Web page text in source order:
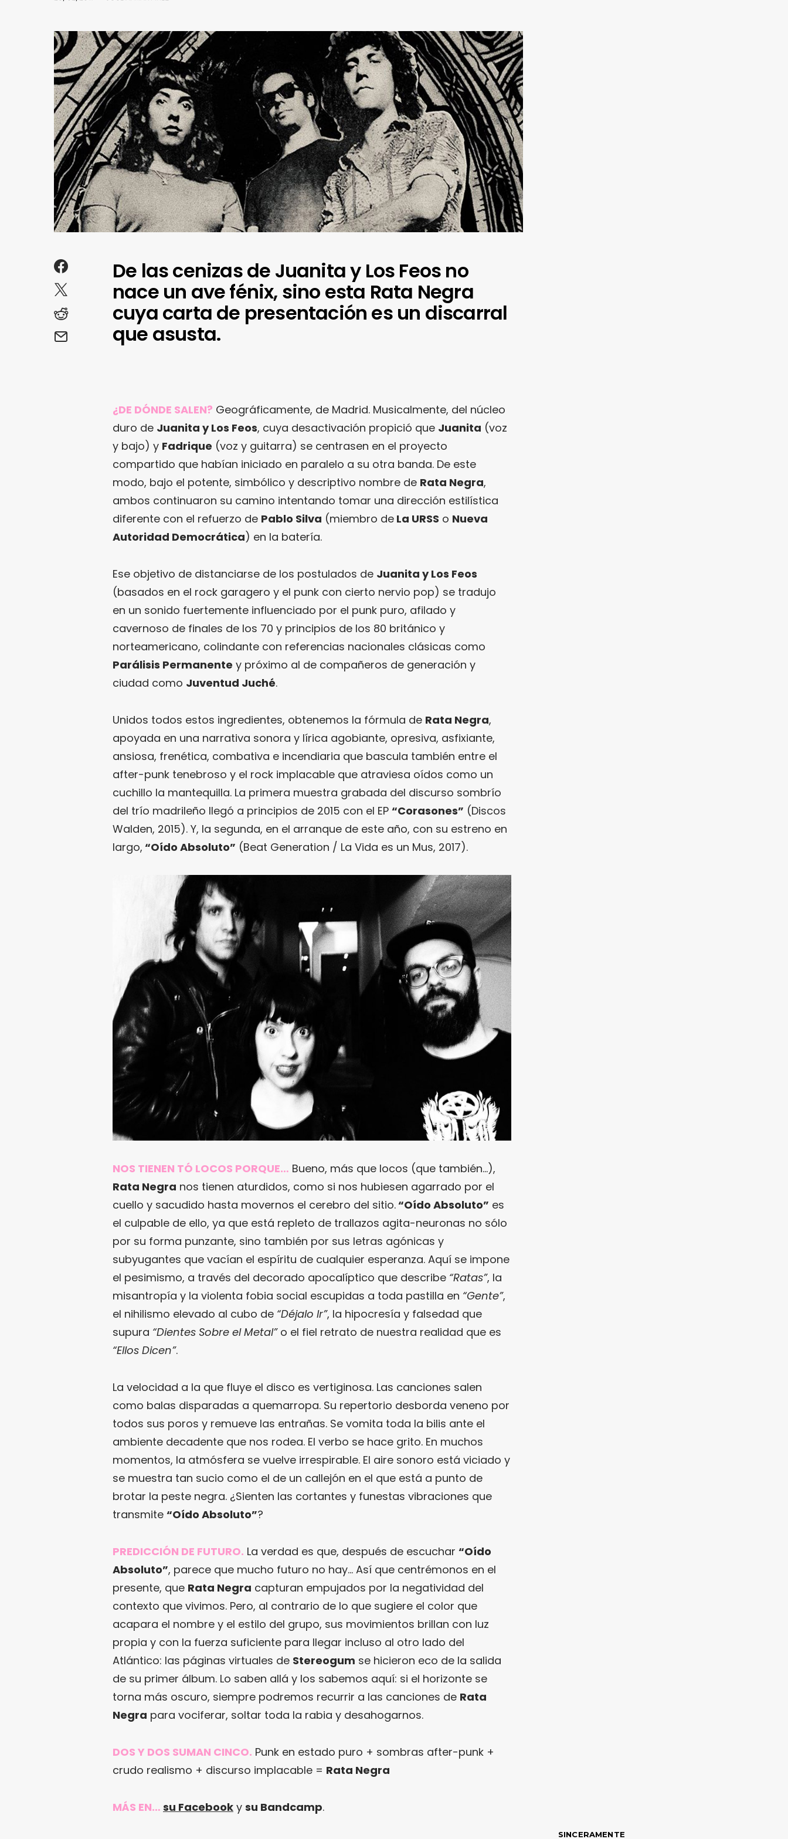
De las cenizas de Juanita y Los Feos no
nace un ave fénix, sino esta Rata Negra
cuya carta de presentación es un discarral
que asusta.
¿DE DÓNDE SALEN? Geográficamente, de Madrid. Musicalmente, del núcleo
duro de Juanita y Los Feos, cuya desactivación propició que Juanita (voz
y bajo) y Fadrique (voz y guitarra) se centrasen en el proyecto
compartido que habían iniciado en paralelo a su otra banda. De este
modo, bajo el potente, simbólico y descriptivo nombre de Rata Negra,
ambos continuaron su camino intentando tomar una dirección estilística
diferente con el refuerzo de Pablo Silva (miembro de La URSS o Nueva
Autoridad Democrática) en la batería.
Ese objetivo de distanciarse de los postulados de Juanita y Los Feos
(basados en el rock garagero y el punk con cierto nervio pop) se tradujo
en un sonido fuertemente influenciado por el punk puro, afilado y
cavernoso de finales de los 70 y principios de los 80 británico y
norteamericano, colindante con referencias nacionales clásicas como
Parálisis Permanente y próximo al de compañeros de generación y
ciudad como Juventud Juché.
Unidos todos estos ingredientes, obtenemos la fórmula de Rata Negra,
apoyada en una narrativa sonora y lírica agobiante, opresiva, asfixiante,
ansiosa, frenética, combativa e incendiaria que bascula también entre el
after-punk tenebroso y el rock implacable que atraviesa oídos como un
cuchillo la mantequilla. La primera muestra grabada del discurso sombrío
del trío madrileño llegó a principios de 2015 con el EP “Corasones” (Discos
Walden, 2015). Y, la segunda, en el arranque de este año, con su estreno en
largo, “Oído Absoluto” (Beat Generation / La Vida es un Mus, 2017).
NOS TIENEN TÓ LOCOS PORQUE… Bueno, más que locos (que también…),
Rata Negra nos tienen aturdidos, como si nos hubiesen agarrado por el
cuello y sacudido hasta movernos el cerebro del sitio.“Oído Absoluto” es
el culpable de ello, ya que está repleto de trallazos agita-neuronas no sólo
por su forma punzante, sino también por sus letras agónicas y
subyugantes que vacían el espíritu de cualquier esperanza. Aquí se impone
el pesimismo, a través del decorado apocalíptico que describe “Ratas”, la
misantropía y la violenta fobia social escupidas a toda pastilla en “Gente”,
el nihilismo elevado al cubo de “Déjalo Ir”, la hipocresía y falsedad que
supura “Dientes Sobre el Metal”o el fiel retrato de nuestra realidad que es
“Ellos Dicen”.
La velocidad a la que fluye el disco es vertiginosa. Las canciones salen
como balas disparadas a quemarropa. Su repertorio desborda veneno por
todos sus poros y remueve las entrañas. Se vomita toda la bilis ante el
ambiente decadente que nos rodea. El verbo se hace grito. En muchos
momentos, la atmósfera se vuelve irrespirable. El aire sonoro está viciado y
se muestra tan sucio como el de un callejón en el que está a punto de
brotar la peste negra. ¿Sienten las cortantes y funestas vibraciones que
transmite “Oído Absoluto”?
PREDICCIÓN DE FUTURO. La verdad es que, después de escuchar “Oído
Absoluto”, parece que mucho futuro no hay… Así que centrémonos en el
presente, que Rata Negra capturan empujados por la negatividad del
contexto que vivimos. Pero, al contrario de lo que sugiere el color que
acapara el nombre y el estilo del grupo, sus movimientos brillan con luz
propia y con la fuerza suficiente para llegar incluso al otro lado del
Atlántico: las páginas virtuales de Stereogum se hicieron eco de la salida
de su primer álbum. Lo saben allá y los sabemos aquí: si el horizonte se
torna más oscuro, siempre podremos recurrir a las canciones de Rata
Negra para vociferar, soltar toda la rabia y desahogarnos.
DOS Y DOS SUMAN CINCO. Punk en estado puro + sombras after-punk +
crudo realismo + discurso implacable = Rata Negra
MÁS EN… su Facebook y su Bandcamp.
SINCERAMENTE